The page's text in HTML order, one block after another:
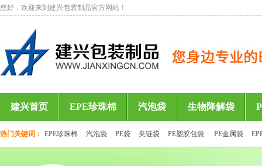
您好，欢迎来到建兴包装制品官方网站！
建兴首页 EPE珍珠棉 汽泡袋 生物降解袋
热门关键词： EPE珍珠棉 汽泡袋 PE袋 夹链袋 PE塑胶包袋 PE金属袋